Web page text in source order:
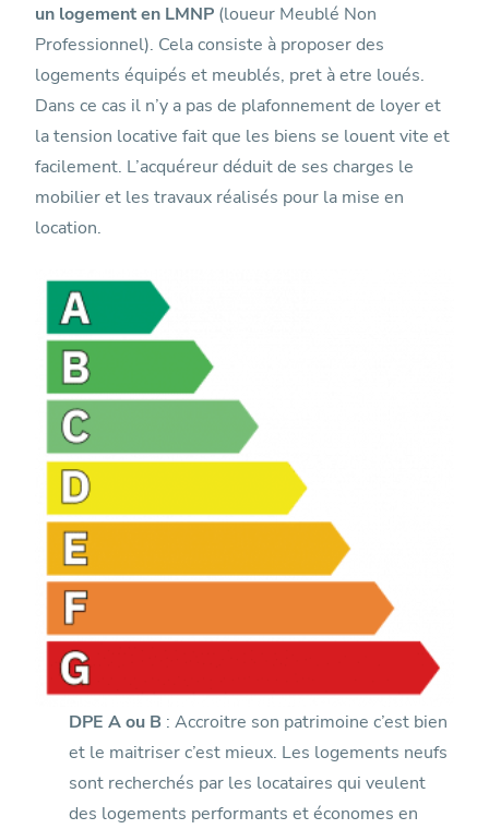
un logement en LMNP (loueur Meublé Non
Professionnel). Cela consiste à proposer des
logements équipés et meublés, pret à etre loués.
Dans ce cas il n’y a pas de plafonnement de loyer et
la tension locative fait que les biens se louent vite et
facilement. L’acquéreur déduit de ses charges le
mobilier et les travaux réalisés pour la mise en
location.
DPE A ou B : Accroitre son patrimoine c’est bien
et le maitriser c’est mieux. Les logements neufs
sont recherchés par les locataires qui veulent
des logements performants et économes en